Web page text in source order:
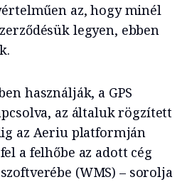
az, hogy minél
legyen, ebben
használják, a GPS
az általuk rögzített
az Aeriu platformján
a felhőbe az adott cég
(WMS) – sorolja